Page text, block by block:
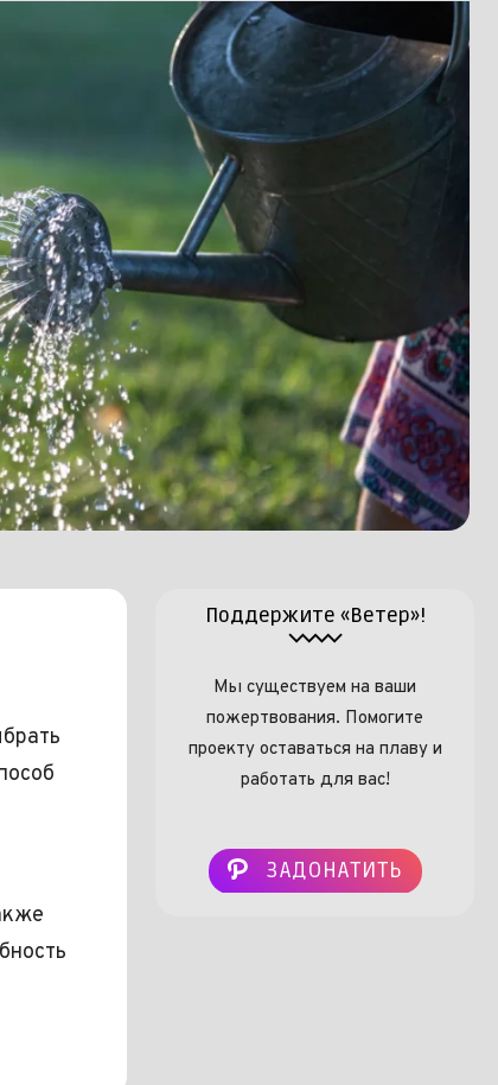
Поддержите «Ветер»!
Мы существуем на ваши
пожертвования. Помогите
проекту оставаться на плаву и
работать для вас!
ЗАДОНАТИТЬ